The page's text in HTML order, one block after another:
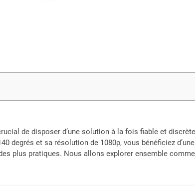
de disposer d’une solution à la fois fiable et
degrés et sa résolution de 1080p, vous bénéficiez
plus pratiques. Nous allons explorer ensemble